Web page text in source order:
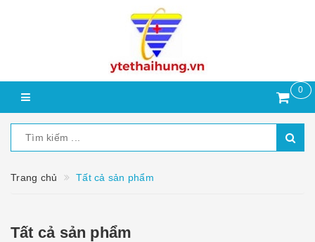
0
Trang chủ Tất cả sản phẩm
Tất cả sản phẩm